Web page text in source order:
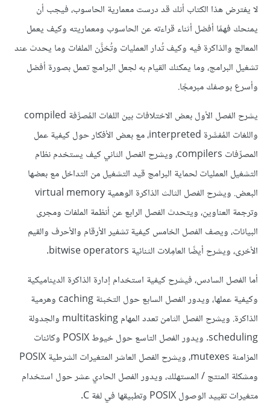
لا يفترض هذا الكتاب أنك قد درست معمارية الحاسوب، فيجب أن
يمنحك فهمًا أفضل أثناء قراءته عن الحاسوب ومعماريته وكيف يعمل
المعالج والذاكرة فيه وكيف تُدار العمليات وتُخزَّن الملفات وما يحدث عند
تشغيل البرامج، وما يمكنك القيام به لجعل البرامج تعمل بصورة أفضل
وأسرع بوصفك مبرمجًا.
يشرح الفصل الأول بعض الاختلافات بين اللغات المُصرَّفة compiled
واللغات المُفسَّرة interpreted، مع بعض الأفكار حول كيفية عمل
المصرِّفات compilers، ويشرح الفصل الثاني كيف يستخدم نظام
التشغيل العمليات لحماية البرامج قيد التشغيل من التداخل مع بعضها
البعض. ويشرح الفصل الثالث الذاكرة الوهمية virtual memory
وترجمة العناوين، ويتحدث الفصل الرابع عن أنظمة الملفات ومجرى
البيانات، ويصف الفصل الخامس كيفية تشفير الأرقام والأحرف والقيم
الأخرى، ويشرح أيضًا العامِلات الثنائية bitwise operators.
أما الفصل السادس، فيشرح كيفية استخدام إدارة الذاكرة الديناميكية
وكيفية عملها، ويدور الفصل السابع حول التخبئة caching وهرمية
الذاكرة. ويشرح الفصل الثامن تعدد المهام multitasking والجدولة
scheduling. ويدور الفصل التاسع حول خيوط POSIX وكائنات
المزامنة mutexes، ويشرح الفصل العاشر المتغيرات الشرطية POSIX
ومشكلة المنتج / المستهلك، ويدور الفصل الحادي عشر حول استخدام
متغيرات تقييد الوصول POSIX وتطبيقها في لغة C.